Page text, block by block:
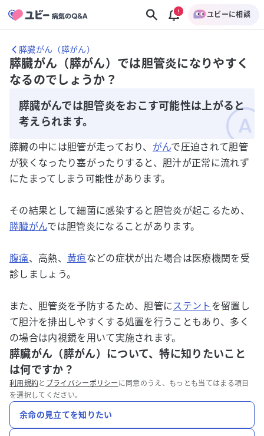
ユビーに相談
膵臓がん（膵がん）
膵臓がん（膵がん）では胆管炎になりやすく
なるのでしょうか？
膵臓がんでは胆管炎をおこす可能性は上がると
考えられます。
膵臓の中には胆管が走っており、 がんで圧迫されて胆管
が狭くなったり塞がったりすると、胆汁が正常に流れず
にたまってしまう可能性があります。
その結果として細菌に感染すると胆管炎が起こるため、
膵臓がんでは胆管炎になることがあります。
腹痛、高熱、 黄疸などの症状が出た場合は医療機関を受
診しましょう。
また、胆管炎を予防するため、胆管にステント を留置し
て胆汁を排出しやすくする処置を行うこともあり、多く
の場合は内視鏡を用いて実施されます。
膵臓がん（膵がん）について、特に知りたいこと
は何ですか？
利用規約と プライバシーポリシー に同意のうえ、もっとも当てはまる項目
を選択してください。
余命の見立てを知りたい